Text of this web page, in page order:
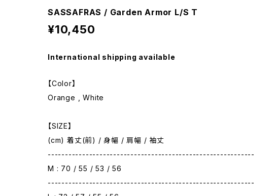
SASSAFRAS / Garden Armor L/S T
¥10,450
International shipping available
【Color】
Orange , White
【SIZE】
(cm) 着丈(前) / 身幅 / 肩幅 / 袖丈
------------------------------------------------------------
M : 70 / 55 / 53 / 56
------------------------------------------------------------